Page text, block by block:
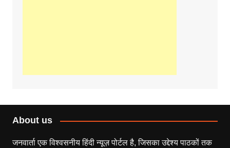
About us
जनवार्ता एक विश्वसनीय हिंदी न्यूज़ पोर्टल है, जिसका उद्देश्य पाठकों तक